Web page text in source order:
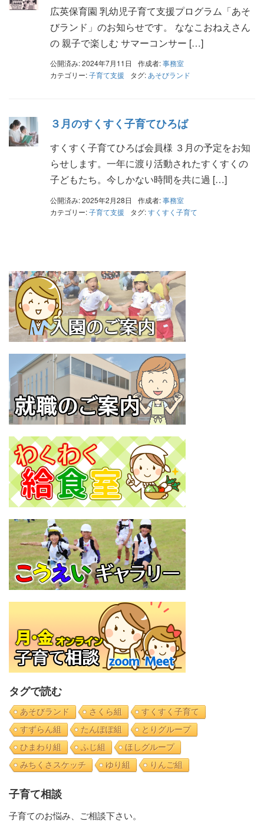
広英保育園 乳幼児子育て支援プログラム「あそ
びランド」のお知らせです。 ななこおねえさん
の 親子で楽しむ サマーコンサー […]
公開済み: 2024年7月11日 作成者:事務室
カテゴリー:子育て支援 タグ: あそびランド
３月のすくすく子育てひろば
すくすく子育てひろば会員様 ３月の予定をお知
らせします。一年に渡り活動されたすくすくの
子どもたち。今しかない時間を共に過 […]
公開済み: 2025年2月28日 作成者:事務室
カテゴリー:子育て支援 タグ:すくすく子育て
タグで読む
あそびランド さくら組
すくすく子育て
すずらん組
たんぽぽ組
とりグループ
ひまわり組
ふじ組
ほしグループ
みちくさスケッチ
ゆり組 りんご組
子育て相談
子育てのお悩み、ご相談下さい。